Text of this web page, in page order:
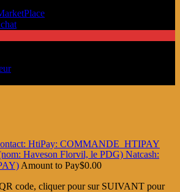
HtiPay: COMMANDE_HTIPAY
Haveson Florvil, le PDG) Natcash:
Amount to Pay$0.00
code, cliquer pour sur SUIVANT pour